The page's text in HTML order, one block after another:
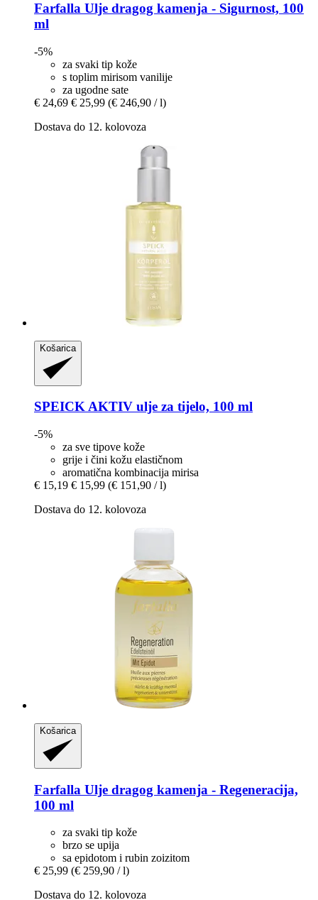
Farfalla Ulje dragog kamenja -​ Sigurnost, 100
ml
-5%
za svaki tip kože
s toplim mirisom vanilije
za ugodne sate
€ 24,69 € 25,99 (€ 246,90 / l)
Dostava do 12. kolovoza
Košarica
SPEICKAKTIV ulje za tijelo, 100 ml
-5%
za sve tipove kože
grije i čini kožu elastičnom
aromatična kombinacija mirisa
€ 15,19 € 15,99 (€ 151,90 / l)
Dostava do 12. kolovoza
Košarica
Farfalla Ulje dragog kamenja -​ Regeneracija,
100 ml
za svaki tip kože
brzo se upija
sa epidotom i rubin zoizitom
€ 25,99 (€ 259,90 / l)
Dostava do 12. kolovoza